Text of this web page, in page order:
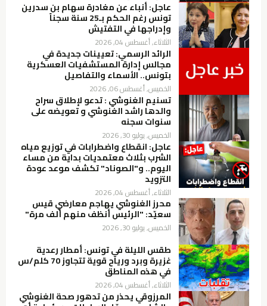
عاجل: أنباء عن مغادرة سهام بن سدرين
تونس رغم الحكم بـ25 سنة سجناً
وإدراجها في التفتيش
الثلاثاء, أغسطس 04, 2026
الرائد الرسمي: تعيينات جديدة في
مجالس إدارة المستشفيات العسكرية
بتونس.. الأسماء والتفاصيل
الخميس, أغسطس 06, 2026
تسنيم الغنوشي : تدعو لإطلاق سراح
والدها راشد الغنوشي و تعويضه على
سنوات سجنه
الخميس, يوليو 30, 2026
عاجل: انقطاع واضطرابات في توزيع مياه
الشرب بثلاث معتمديات بداية من مساء
اليوم.. و"الصوناد" تكشف موعد عودة
التزويد
الثلاثاء, أغسطس 04, 2026
محرز الغنوشي يهاجم معارضي قيس
سعيّد: "الرئيس أنظف منهم ألف مرة"
الخميس, يوليو 30, 2026
طقس الليلة في تونس: أمطار رعدية
غزيرة وبرد ورياح قوية تتجاوز 70 كلم/س
في هذه المناطق
الثلاثاء, أغسطس 04, 2026
المرزوقي يحذر من تدهور صحة الغنوشي